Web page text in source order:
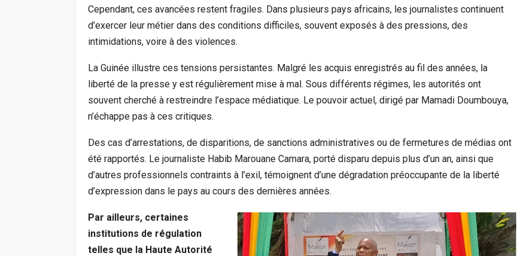
Cependant, ces avancées restent fragiles. Dans plusieurs pays africains, les journalistes continuent
d’exercer leur métier dans des conditions difficiles, souvent exposés à des pressions, des
intimidations, voire à des violences.
La Guinée illustre ces tensions persistantes. Malgré les acquis enregistrés au fil des années, la
liberté de la presse y est régulièrement mise à mal. Sous différents régimes, les autorités ont
souvent cherché à restreindre l’espace médiatique. Le pouvoir actuel, dirigé par Mamadi Doumbouya,
n’échappe pas à ces critiques.
Des cas d’arrestations, de disparitions, de sanctions administratives ou de fermetures de médias ont
été rapportés. Le journaliste Habib Marouane Camara, porté disparu depuis plus d’un an, ainsi que
d’autres professionnels contraints à l’exil, témoignent d’une dégradation préoccupante de la liberté
d’expression dans le pays au cours des dernières années.
Par ailleurs, certaines
institutions de régulation
telles que la Haute Autorité